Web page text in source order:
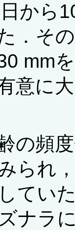
から
．そ
mm
意に
の頻
られ
てい
ナラ